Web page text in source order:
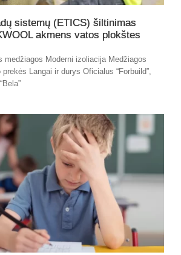
sistemų (ETICS) šiltinimas
akmens vatos plokštes
medžiagos Moderni izoliacija Medžiagos
Langai ir durys Oficialus “Forbuild”,